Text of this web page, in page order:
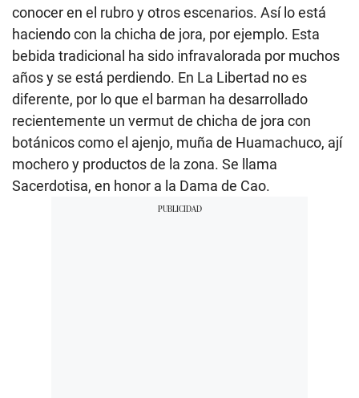
conocer en el rubro y otros escenarios. Así lo está
haciendo con la chicha de jora, por ejemplo. Esta
bebida tradicional ha sido infravalorada por muchos
años y se está perdiendo. En La Libertad no es
diferente, por lo que el barman ha desarrollado
recientemente un vermut de chicha de jora con
botánicos como el ajenjo, muña de Huamachuco, ají
mochero y productos de la zona. Se llama
Sacerdotisa, en honor a la Dama de Cao.